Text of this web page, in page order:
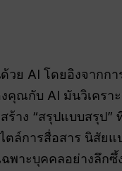
วย AI โดยอิงจากก
คุณกับ AI มันวิเครา
ง “สรุปแบบสรุป”
ตล์การสื่อสาร นิสัย
พาะบุคคลอย่างลึกซึ้